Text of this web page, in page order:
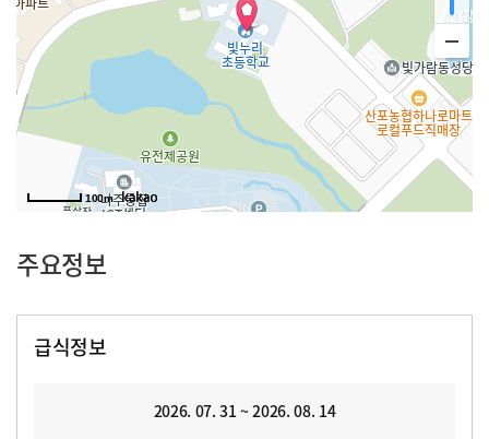
100m
주요정보
급식정보
2026. 07. 31 ~ 2026. 08. 14